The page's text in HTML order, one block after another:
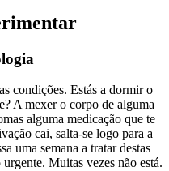
condições. Estás a dormir o
A mexer o corpo de alguma
alguma medicação que te
cai, salta-se logo para a
uma semana a tratar destas
Muitas vezes não está.